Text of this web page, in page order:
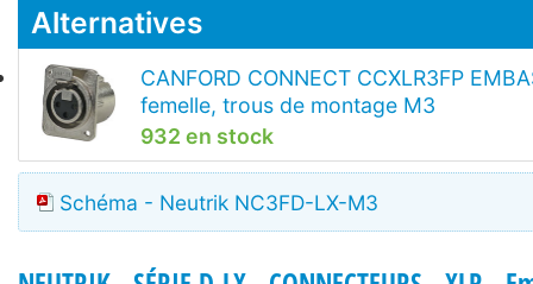
Alternatives
CANFORD CONNECT CCXLR3FP
femelle, trous de montage M3
932 en stock
Schéma - Neutrik NC3FD-LX-M3